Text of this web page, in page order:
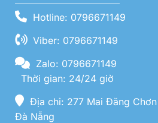
Hotline: 0796671149
Viber: 0796671149
Zalo: 0796671149
Thời gian: 24/24 giờ
Địa chỉ: 277 Mai Đăng
Đà Nẵng